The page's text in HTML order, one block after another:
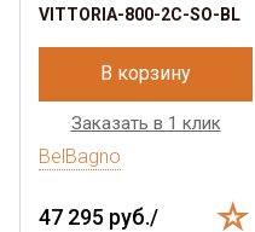
VITTORIA-800-2C-SO-BL
В корзину
Заказать в 1 клик
BelBagno
47 295 руб./